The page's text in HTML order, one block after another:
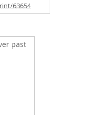
63654
past